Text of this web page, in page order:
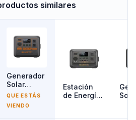
similares
Generador
Solar
700W
AC50P
QUE ESTÁS
VIENDO
Estación
de Energía